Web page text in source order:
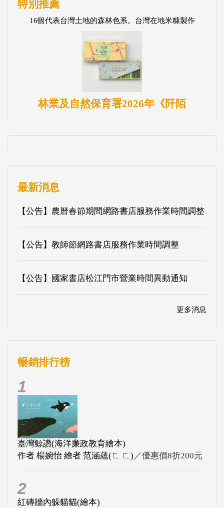
特別推薦
16個代表台灣土地的森林色系。台灣在地米糠製作
林業及自然保育署2026年《阡陌
最新消息
【公告】農曆春節期間網路書店服務作業時間調整
【公告】教師節網路書店服務作業時間調整
【公告】國家書店松江門市營業時間異動通知
更多消息
暢銷排行榜
1
臺灣鯨讚(海洋廉政教育繪本)
作者 楊婉怡 繪者 范涵蘊(ㄈ ㄈ) ／優惠價8折200元
2
紅磚牆內躲貓貓(繪本)